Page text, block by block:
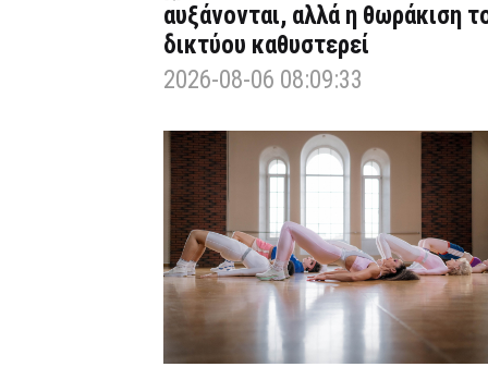
αυξάνονται, αλλά η θωράκιση
δικτύου καθυστερεί
2026-08-06 08:09:33